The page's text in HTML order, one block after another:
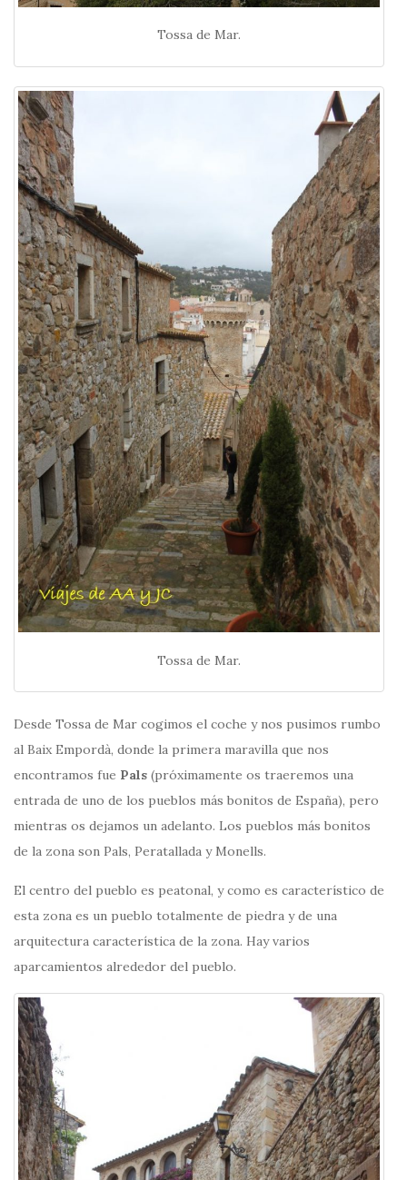
Tossa de Mar.
Tossa de Mar.
Desde Tossa de Mar cogimos el coche y nos pusimos rumbo
al Baix Empordà, donde la primera maravilla que nos
encontramos fue Pals (próximamente os traeremos una
entrada de uno de los pueblos más bonitos de España), pero
mientras os dejamos un adelanto. Los pueblos más bonitos
de la zona son Pals, Peratallada y Monells.
El centro del pueblo es peatonal, y como es característico de
esta zona es un pueblo totalmente de piedra y de una
arquitectura característica de la zona. Hay varios
aparcamientos alrededor del pueblo.